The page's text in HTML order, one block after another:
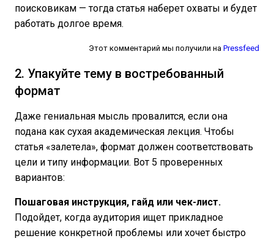
поисковикам — тогда статья наберет охваты и будет
работать долгое время.
Этот комментарий мы получили на Pressfeed
2. Упакуйте тему в востребованный
формат
Даже гениальная мысль провалится, если она
подана как сухая академическая лекция. Чтобы
статья «залетела», формат должен соответствовать
цели и типу информации. Вот 5 проверенных
вариантов:
Пошаговая инструкция, гайд или чек-лист.
Подойдет, когда аудитория ищет прикладное
решение конкретной проблемы или хочет быстро